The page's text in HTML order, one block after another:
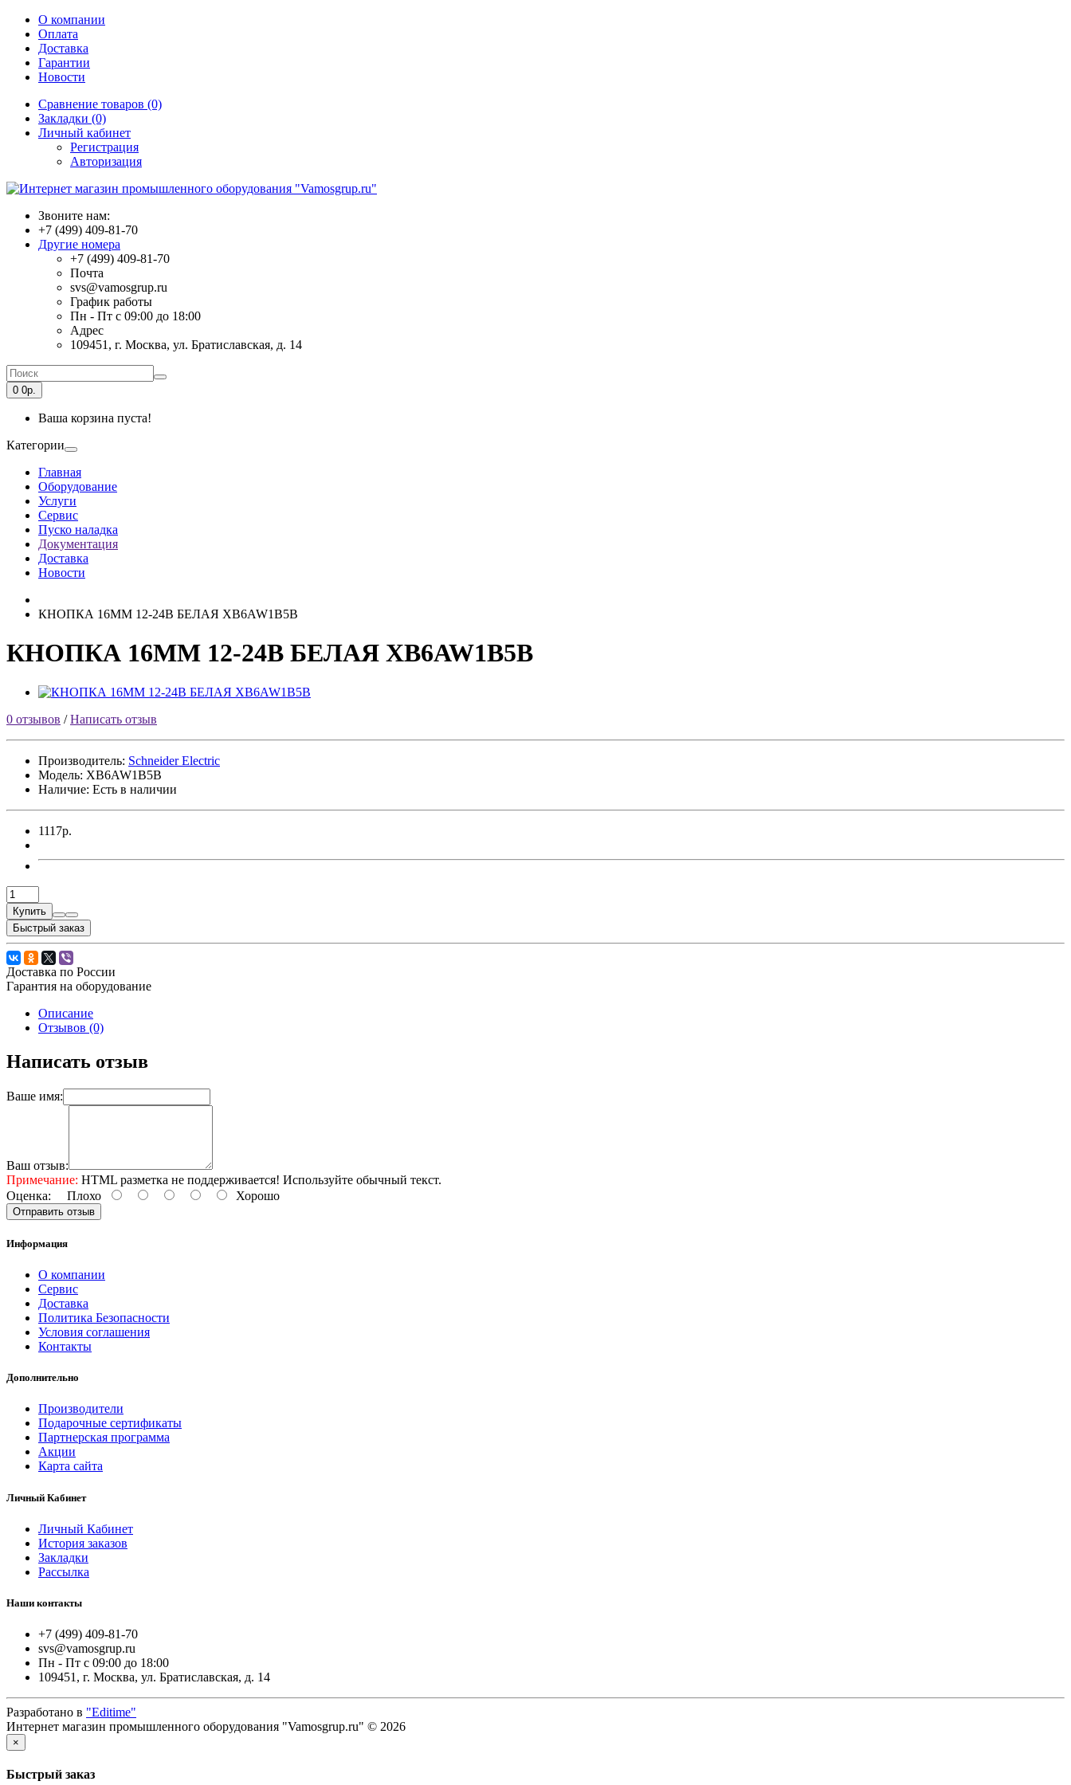
О компании
Оплата
Доставка
Гарантии
Новости
Сравнение товаров (0)
Закладки (0)
Личный кабинет
Регистрация
Авторизация
Звоните нам:
+7 (499) 409-81-70
Другие номера
+7 (499) 409-81-70
Почта
svs@vamosgrup.ru
График работы
Пн - Пт с 09:00 до 18:00
Адрес
109451, г. Москва, ул. Братиславская, д. 14
0 0р.
Ваша корзина пуста!
Категории
Главная
Оборудование
Услуги
Сервис
Пуско наладка
Документация
Доставка
Новости
КНОПКА 16ММ 12-24В БЕЛАЯ XB6AW1B5B
КНОПКА 16ММ 12-24В БЕЛАЯ XB6AW1B5B
0 отзывов /Написать отзыв
Производитель: Schneider Electric
Модель: XB6AW1B5B
Наличие: Есть в наличии
1117р.
Купить
Быстрый заказ
Доставка по России
Гарантия на оборудование
Описание
Отзывов (0)
Написать отзыв
Ваше имя:
Ваш отзыв:
Примечание: HTML разметка не поддерживается! Используйте обычный текст.
Оценка: Плохо Хорошо
Отправить отзыв
Информация
О компании
Сервис
Доставка
Политика Безопасности
Условия соглашения
Контакты
Дополнительно
Производители
Подарочные сертификаты
Партнерская программа
Акции
Карта сайта
Личный Кабинет
Личный Кабинет
История заказов
Закладки
Рассылка
Наши контакты
+7 (499) 409-81-70
svs@vamosgrup.ru
Пн - Пт с 09:00 до 18:00
109451, г. Москва, ул. Братиславская, д. 14
Разработано в "Editime"
Интернет магазин промышленного оборудования "Vamosgrup.ru" © 2026
×
Быстрый заказ